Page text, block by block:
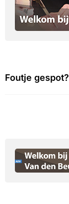
Foutje gespot?